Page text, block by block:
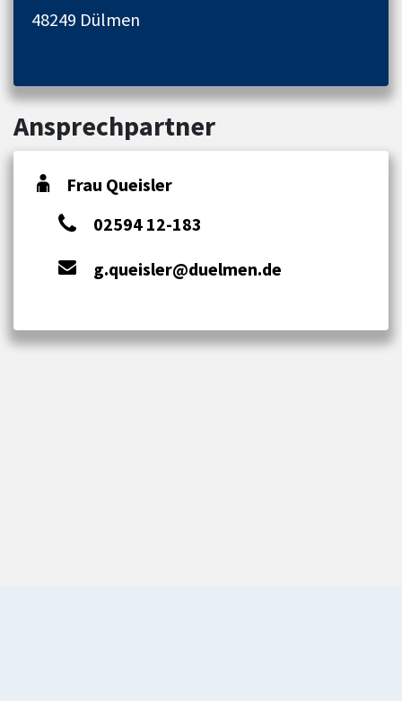
48249 Dülmen
Ansprechpartner
Frau Queisler
02594 12-183
g.queisler@duelmen.de